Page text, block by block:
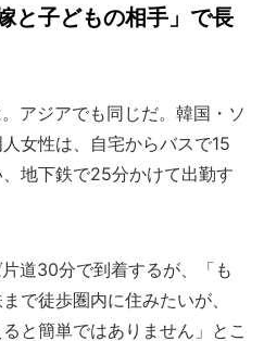
と子どもの相手」で長
アジアでも同じだ。韓国・ソ
女性は、自宅からバスで15
地下鉄で25分かけて出勤す
道30分で到着するが、「も
で徒歩圏内に住みたいが、
と簡単ではありません」とこ